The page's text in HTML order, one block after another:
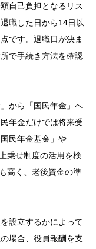
自己負担となるリス
職した日から14日以
です。退職日が決ま
で手続き方法を確認
から「国民年金」へ
年金だけでは将来受
民年金基金」や
乗せ制度の活用を検
高く、老後資金の準
設立するかによって
場合、役員報酬を支